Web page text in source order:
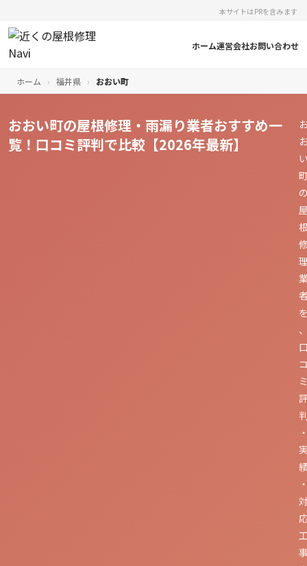
本サイトはPRを含みます
ホーム運営会社お問い合わせ
ホーム › 福井県 › おおい町
おおい町の屋根修理・雨漏り業者おすすめ一
覧！口コミ評判で比較【2026年最新】